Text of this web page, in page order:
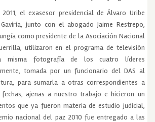
el exasesor presidencial de Álvaro Uribe
junto con el abogado Jaime Restrepo,
como presidente de la Asociación Nacional
utilizaron en el programa de televisión
misma fotografía de los cuatro líderes
tomada por un funcionario del DAS al
para sumarla a otras correspondientes a
ajenas a nuestro trabajo e hicieron un
que ya fueron materia de estudio judicial,
nacional del paz 2010 fue entregado a las